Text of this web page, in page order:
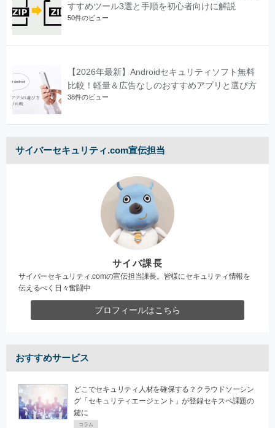
すすめツール3選と手順を初心者向けに解説
50件のビュー
【2026年最新】Androidセキュリティソフト無料
比較！軽量＆広告なしのおすすめアプリと選び方
38件のビュー
サイバーセキュリティ.com宣伝担当
サイバ課長
サイバーセキュリティ.comの宣伝担当課長。皆様にセキュリティ情報を
伝えるべく日々奮闘中
プロフィールはこちら
おすすめサービス
どこでセキュリティ人材を確保する？クラウドソーシン
グ「セキュリティエージェント」が登録セキスペ課題の
鍵に
コラム